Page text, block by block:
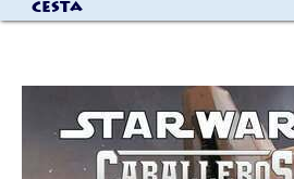
Cesta